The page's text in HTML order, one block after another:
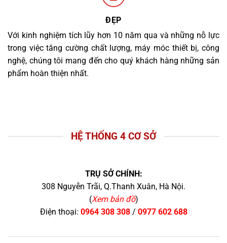
ĐẸP
Với kinh nghiệm tích lũy hơn 10 năm qua và những nỗ lực
trong việc tăng cường chất lượng, máy móc thiết bị, công
nghệ, chúng tôi mang đến cho quý khách hàng những sản
phẩm hoàn thiện nhất.
HỆ THỐNG 4 CƠ SỞ
TRỤ SỞ CHÍNH:
308 Nguyễn Trãi, Q.Thanh Xuân, Hà Nội.
(Xem bản đồ)
Điện thoại: 0964 308 308/ 0977 602 688